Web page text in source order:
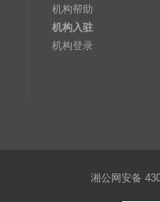
机构帮助
机构入驻
机构登录
湘公网安备